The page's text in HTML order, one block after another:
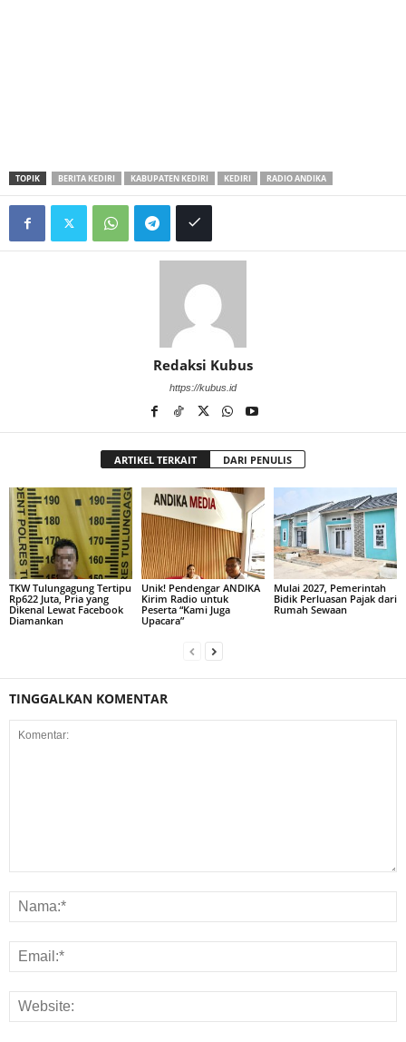
TOPIK BERITA KEDIRI KABUPATEN KEDIRI KEDIRI RADIO ANDIKA
Redaksi Kubus
https://kubus.id
ARTIKEL TERKAIT DARI PENULIS
TKW Tulungagung Tertipu
Rp622 Juta, Pria yang
Dikenal Lewat Facebook
Diamankan
Unik! Pendengar ANDIKA
Kirim Radio untuk
Peserta “Kami Juga
Upacara”
Mulai 2027, Pemerintah
Bidik Perluasan Pajak dari
Rumah Sewaan
TINGGALKAN KOMENTAR